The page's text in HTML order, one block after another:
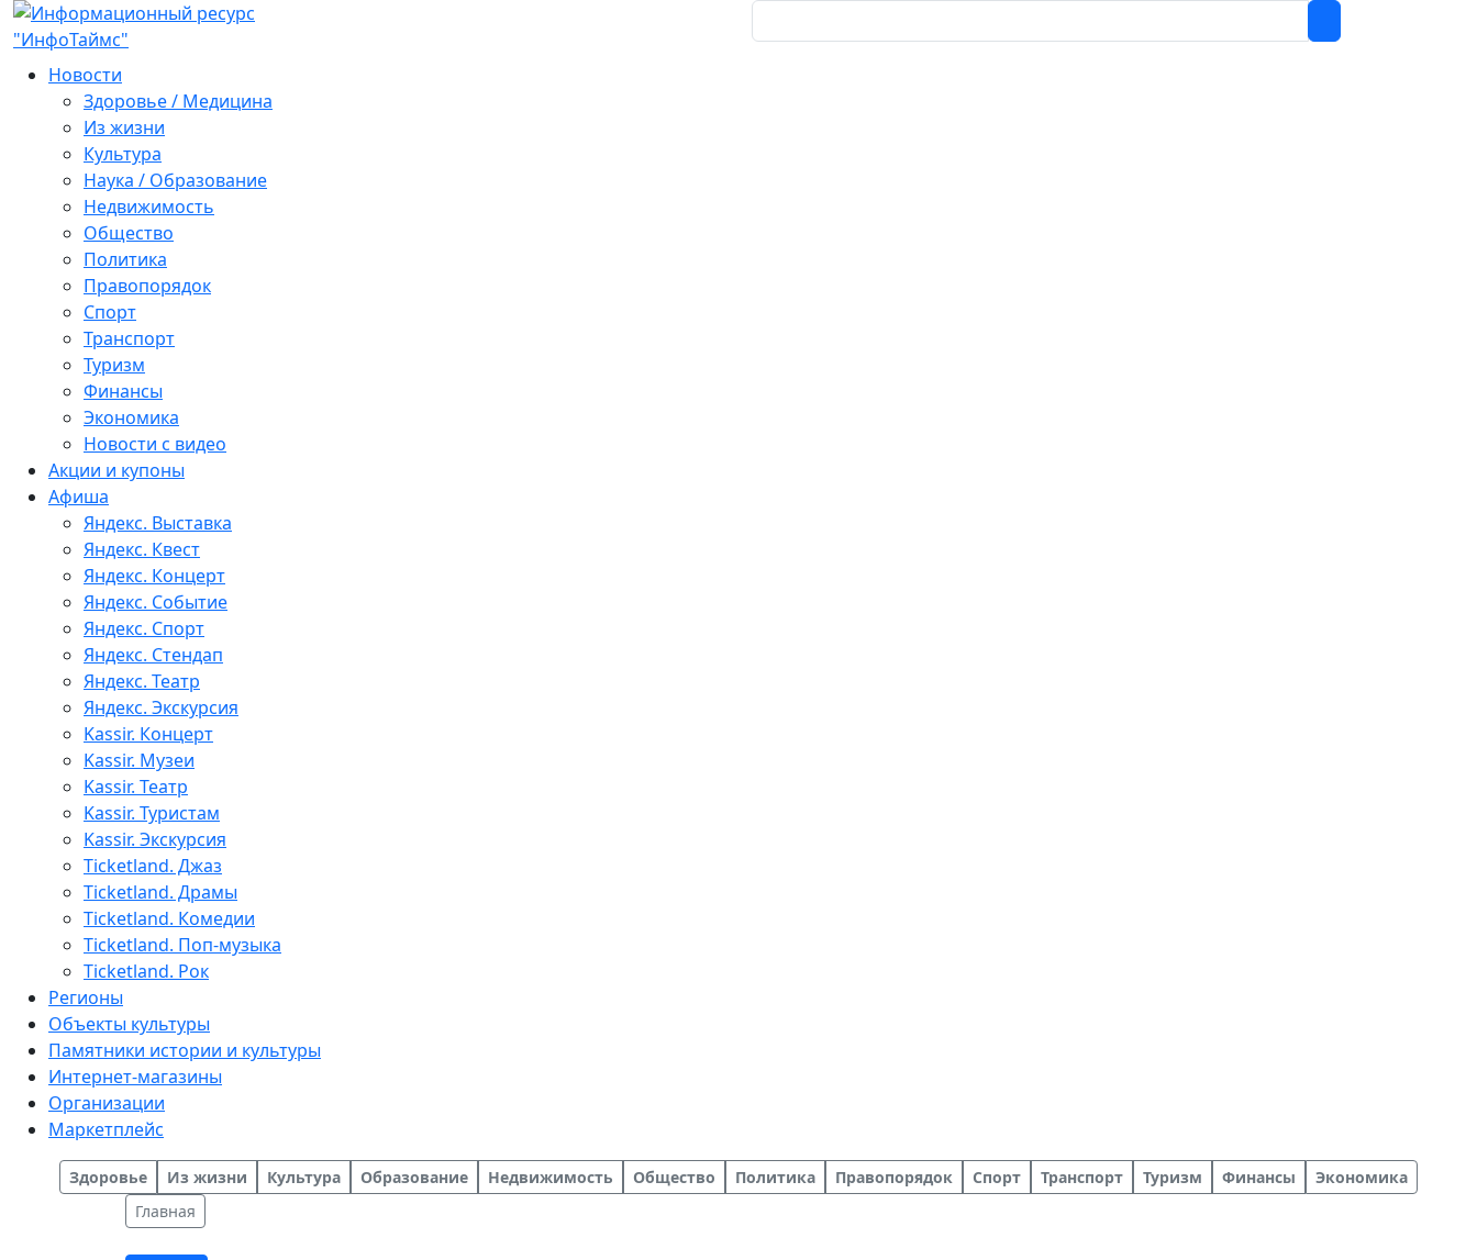
Новости
Здоровье / Медицина
Из жизни
Культура
Наука / Образование
Недвижимость
Общество
Политика
Правопорядок
Спорт
Транспорт
Туризм
Финансы
Экономика
Новости с видео
Акции и купоны
Афиша
Яндекс. Выставка
Яндекс. Квест
Яндекс. Концерт
Яндекс. Событие
Яндекс. Спорт
Яндекс. Стендап
Яндекс. Театр
Яндекс. Экскурсия
Kassir. Концерт
Kassir. Музеи
Kassir. Театр
Kassir. Туристам
Kassir. Экскурсия
Ticketland. Джаз
Ticketland. Драмы
Ticketland. Комедии
Ticketland. Поп-музыка
Ticketland. Рок
Регионы
Объекты культуры
Памятники истории и культуры
Интернет-магазины
Организации
Маркетплейс
Здоровье Из жизни Культура Образование Недвижимость Общество Политика Правопорядок Спорт Транспорт Туризм Финансы
Экономика
Главная